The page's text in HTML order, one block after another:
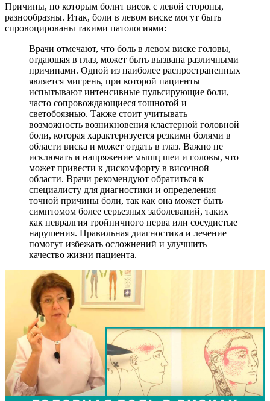
Причины, по которым болит висок с левой стороны,
разнообразны. Итак, боли в левом виске могут быть
спровоцированы такими патологиями:
Врачи отмечают, что боль в левом виске головы,
отдающая в глаз, может быть вызвана различными
причинами. Одной из наиболее распространенных
является мигрень, при которой пациенты
испытывают интенсивные пульсирующие боли,
часто сопровождающиеся тошнотой и
светобоязнью. Также стоит учитывать
возможность возникновения кластерной головной
боли, которая характеризуется резкими болями в
области виска и может отдать в глаз. Важно не
исключать и напряжение мышц шеи и головы, что
может привести к дискомфорту в височной
области. Врачи рекомендуют обратиться к
специалисту для диагностики и определения
точной причины боли, так как она может быть
симптомом более серьезных заболеваний, таких
как невралгия тройничного нерва или сосудистые
нарушения. Правильная диагностика и лечение
помогут избежать осложнений и улучшить
качество жизни пациента.